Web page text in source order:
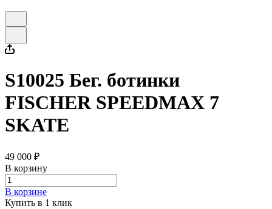
S10025 Бег. ботинки
FISCHER SPEEDMAX 7
SKATE
49 000 ₽
В корзину
В корзине
Купить в 1 клик